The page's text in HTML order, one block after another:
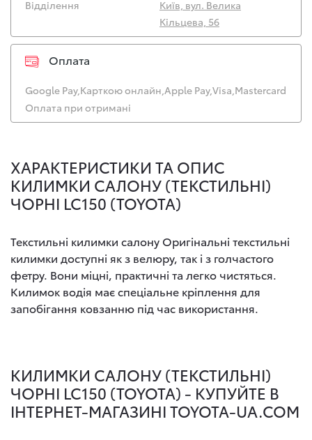
Відділення
Київ, вул. Велика
Кільцева, 56
Оплата
Google Pay,Карткою онлайн,Apple Pay,Visa,Mastercard
Оплата при отримані
ХАРАКТЕРИСТИКИ ТА ОПИС
КИЛИМКИ САЛОНУ (ТЕКСТИЛЬНІ)
ЧОРНІ LC150 (TOYOTA)
Текстильні килимки салону Оригінальні текстильні
килимки доступні як з велюру, так і з голчастого
фетру. Вони міцні, практичні та легко чистяться.
Килимок водія має спеціальне кріплення для
запобігання ковзанню під час використання.
КИЛИМКИ САЛОНУ (ТЕКСТИЛЬНІ)
ЧОРНІ LC150 (TOYOTA) - КУПУЙТЕ В
ІНТЕРНЕТ-МАГАЗИНІ TOYOTA-UA.COM